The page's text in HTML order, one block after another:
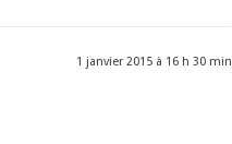
1 janvier 2015 à 16 h 30 min